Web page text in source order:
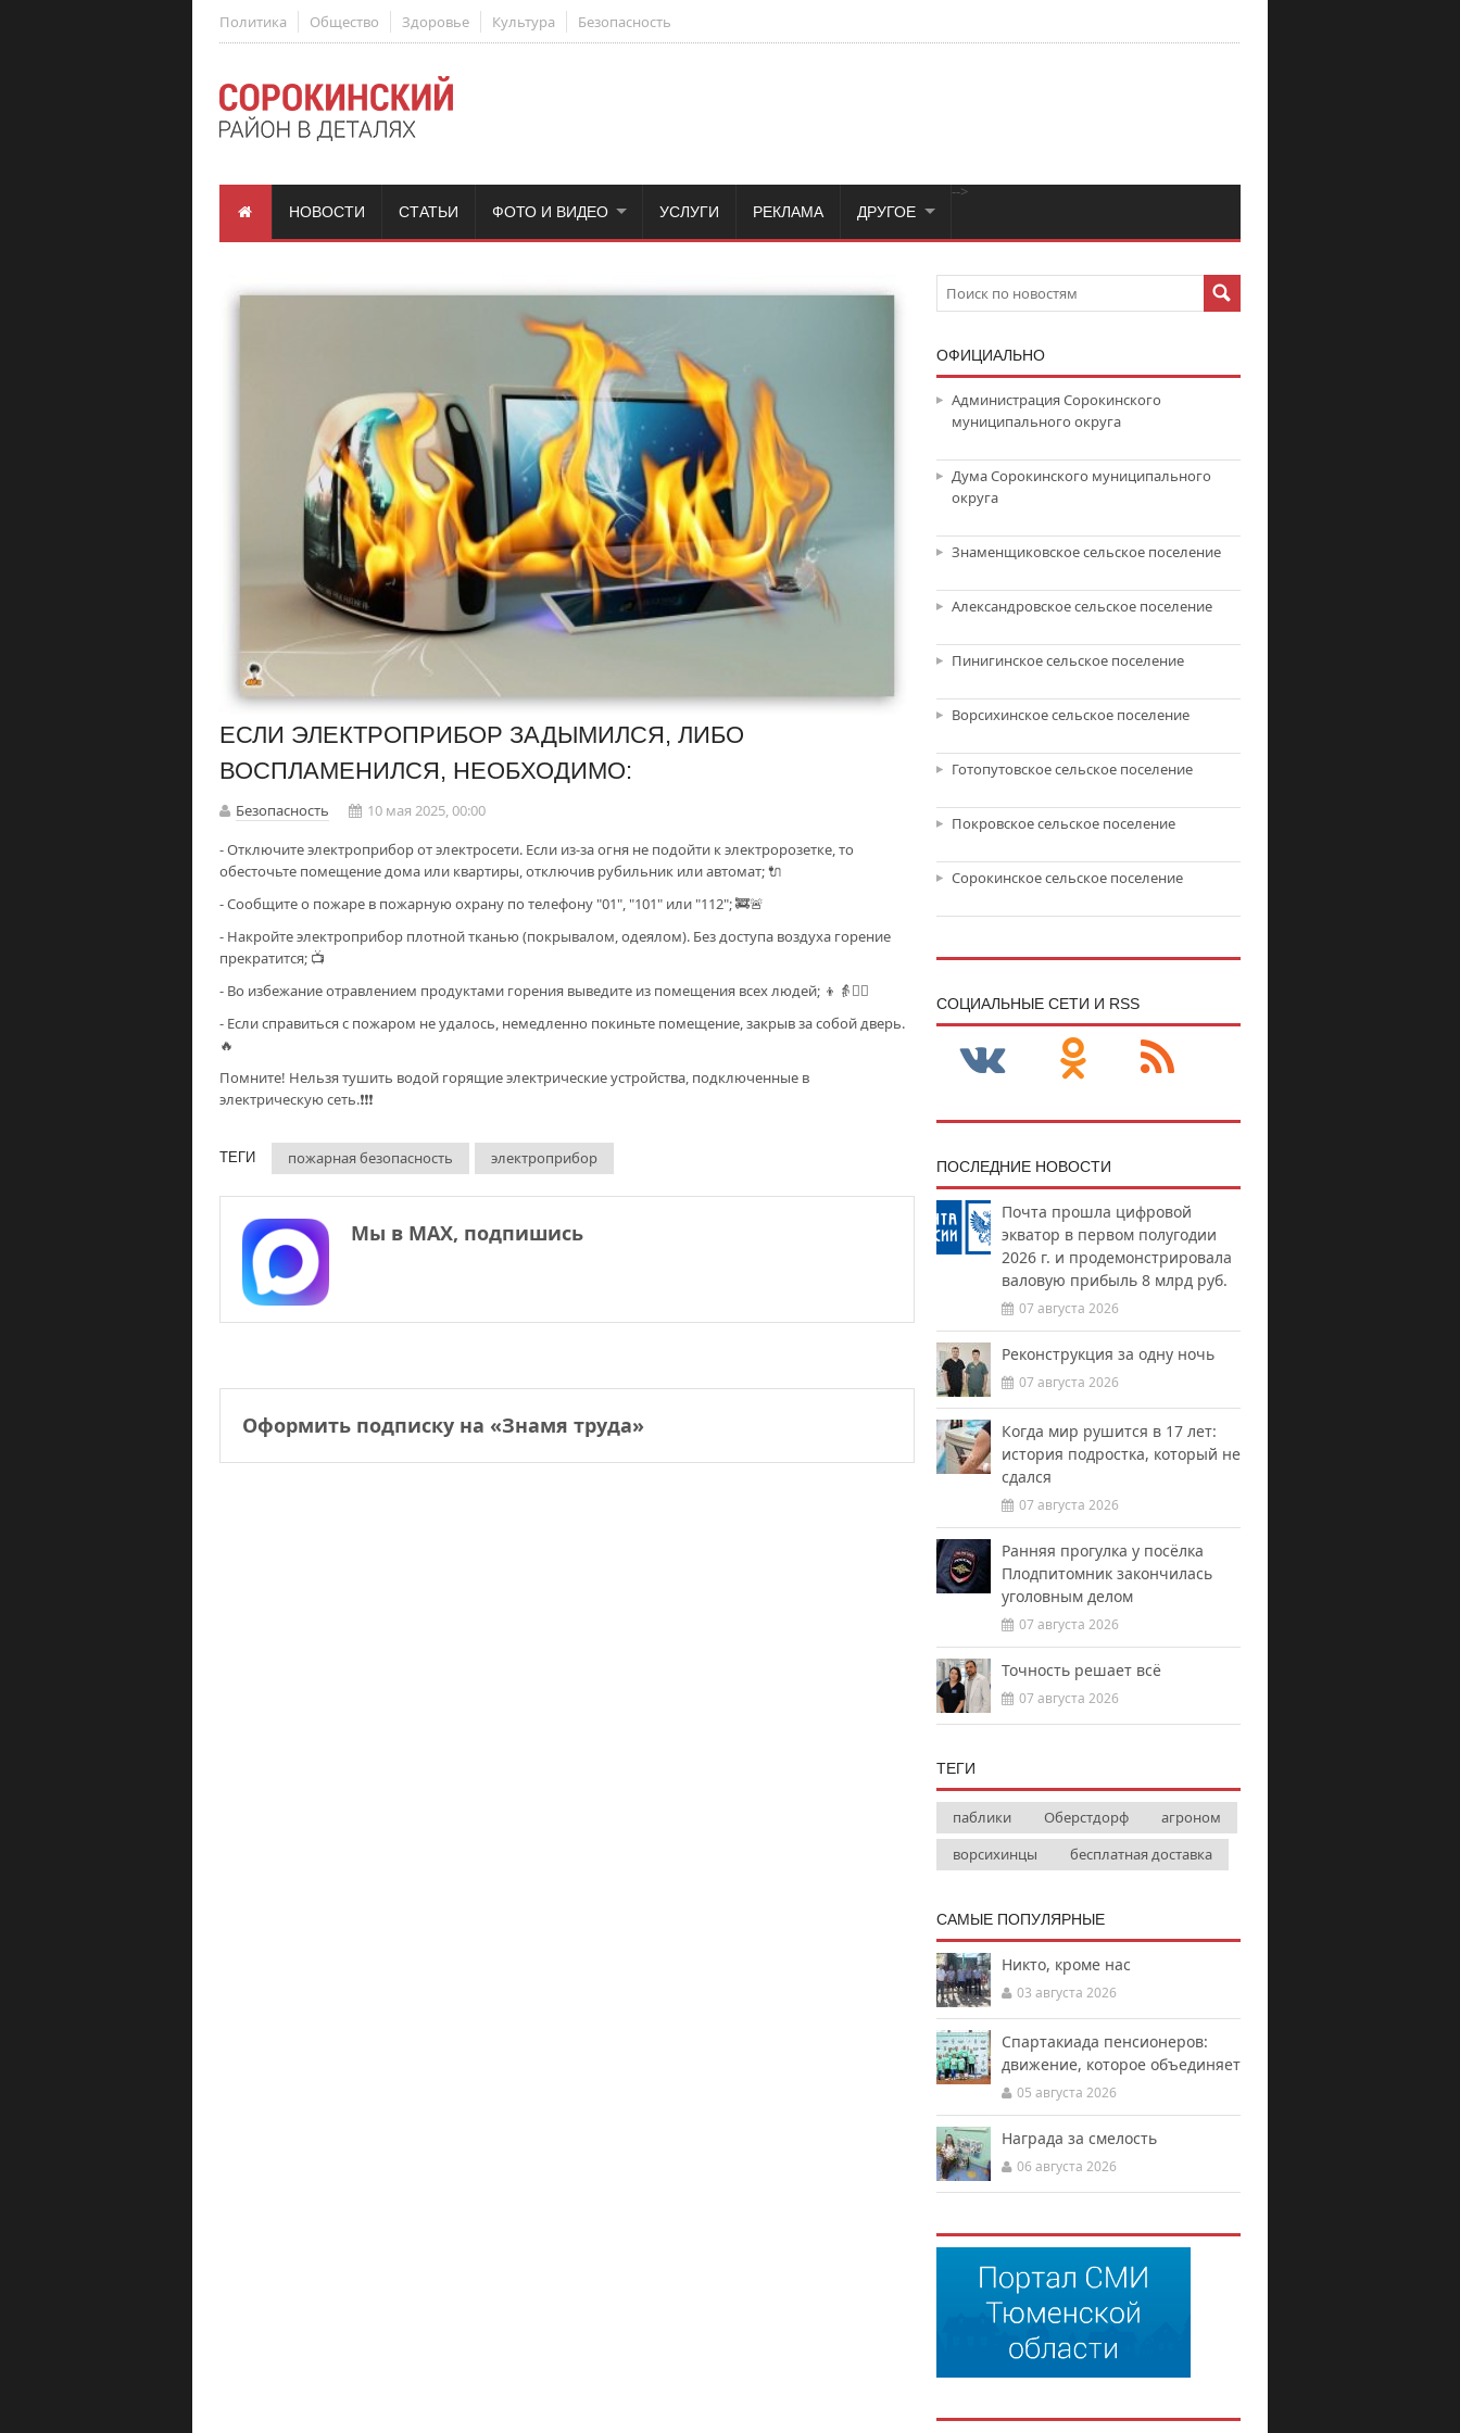
Политика Общество Здоровье Культура Безопасность
НОВОСТИ СТАТЬИ
-->
ФОТО И ВИДЕО УСЛУГИ РЕКЛАМА ДРУГОЕ
ЕСЛИ ЭЛЕКТРОПРИБОР ЗАДЫМИЛСЯ, ЛИБО
ВОСПЛАМЕНИЛСЯ, НЕОБХОДИМО:
Безопасность
10 мая 2025, 00:00
- Отключите электроприбор от электросети. Если из-за огня не подойти к электророзетке, то
обесточьте помещение дома или квартиры, отключив рубильник или автомат; 🔌
- Сообщите о пожаре в пожарную охрану по телефону "01", "101" или "112"; 🚒🚨
- Накройте электроприбор плотной тканью (покрывалом, одеялом). Без доступа воздуха горение
прекратится; 📺
- Во избежание отравлением продуктами горения выведите из помещения всех людей; 👦👵🧔‍♂️
- Если справиться с пожаром не удалось, немедленно покиньте помещение, закрыв за собой дверь.
🔥
Помните! Нельзя тушить водой горящие электрические устройства, подключенные в
электрическую сеть.❗️❗️❗️
ТЕГИ пожарная безопасность электроприбор
Мы в МАХ, подпишись
Оформить подписку на «Знамя труда»
ОФИЦИАЛЬНО
Администрация Сорокинского
муниципального округа
Дума Сорокинского муниципального
округа
Знаменщиковское сельское поселение
Александровское сельское поселение
Пинигинское сельское поселение
Ворсихинское сельское поселение
Готопутовское сельское поселение
Покровское сельское поселение
Сорокинское сельское поселение
CОЦИАЛЬНЫЕ СЕТИ И RSS
ПОСЛЕДНИЕ НОВОСТИ
Почта прошла цифровой
экватор в первом полугодии
2026 г. и продемонстрировала
валовую прибыль 8 млрд руб.
07 августа 2026
Реконструкция за одну ночь
07 августа 2026
Когда мир рушится в 17 лет:
история подростка, который не
сдался
07 августа 2026
Ранняя прогулка у посёлка
Плодпитомник закончилась
уголовным делом
07 августа 2026
Точность решает всё
07 августа 2026
ТЕГИ
паблики Оберстдорф
агроном
ворсихинцы
бесплатная доставка
САМЫЕ ПОПУЛЯРНЫЕ
Никто, кроме нас
03 августа 2026
Спартакиада пенсионеров:
движение, которое объединяет
05 августа 2026
Награда за смелость
06 августа 2026